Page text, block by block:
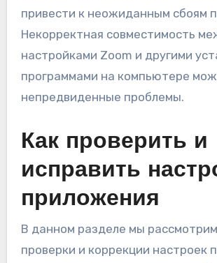
привести к неожиданным сбоям
Некорректная совместимость
настройками Zoom и другими
программами на компьютере
непредвиденные проблемы.
Как проверить и
исправить
приложения
В данном разделе мы
проверки и коррекции настроек